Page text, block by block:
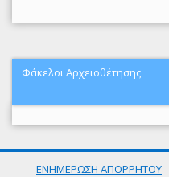
Φάκελοι Αρχειοθέτησης
ΕΝΗΜΕΡΩΣΗ ΑΠΟΡΡΗΤΟΥ